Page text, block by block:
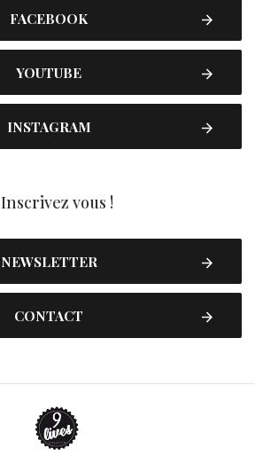
FACEBOOK
YOUTUBE
INSTAGRAM
Inscrivez vous !
NEWSLETTER
CONTACT